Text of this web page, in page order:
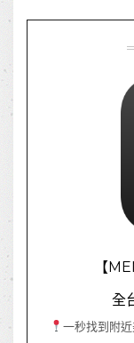
【
全
一秒找到附